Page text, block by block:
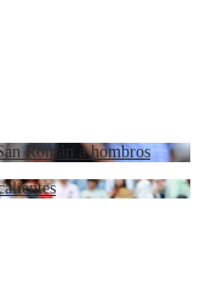
Román a hombros